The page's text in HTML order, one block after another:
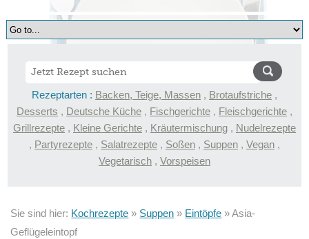
Rezeptarten : Backen, Teige, Massen , Brotaufstriche ,
Desserts , Deutsche Küche , Fischgerichte , Fleischgerichte ,
Grillrezepte , Kleine Gerichte , Kräutermischung , Nudelrezepte
, Partyrezepte , Salatrezepte , Soßen , Suppen , Vegan ,
Vegetarisch , Vorspeisen
Sie sind hier: Kochrezepte » Suppen » Eintöpfe »Asia-
Geflügeleintopf